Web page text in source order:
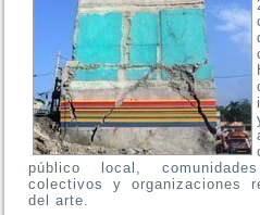
público local,
colectivos y organizaciones
del arte.